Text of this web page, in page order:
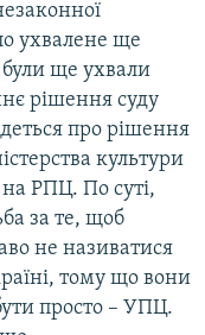
ухвалене ще
були ще ухвали
рішення суду
про рішення
культури
РПЦ. По суті,
за те, щоб
не називатися
тому що вони
просто – УПЦ.